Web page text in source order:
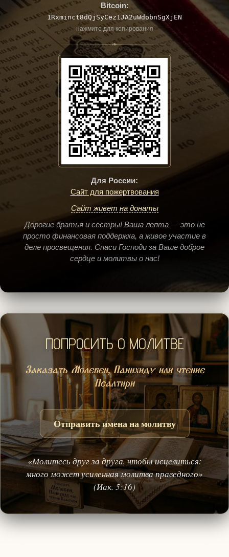
Bitcoin:
1Rxminct8dQjSyCez1JA2uWdobnSgXjEN
нажмите для копирования
❧
Для России:
Сайт для пожертвования
Сайт живет на донаты
Дорогие братья и сестры! Ваша лепта — это не
просто финансовая поддержка, а живое участие в
деле просвещения. Спаси Господи за Ваше доброе
сердце и молитвы о нас!
ПОПРОСИТЬ О МОЛИТВЕ
Заказать Молебен, Панихиду или чтение
Псалтири
Отправить имена на молитву
«Молитесь друг за друга, чтобы исцелиться:
много может усиленная молитва праведного»
(Иак. 5:16)